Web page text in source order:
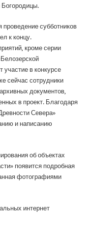
Богородицы.
субботников
к концу.
кроме серии
участие в конкурсе
сейчас сотрудники
документов,
в проект. Благодаря
Севера»
и написанию
об объектах
появится подробная
фотографиями
интернет